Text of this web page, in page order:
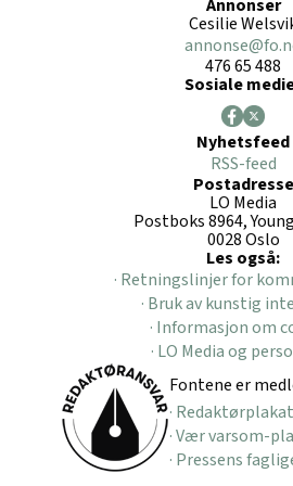
Annonser
Cesilie
476 65 488
Sosiale
Nyhetsfeed
RSS-feed
Postadresse
LO Media
Postboks 8964,
0028 Oslo
Les også:
· Retningslinjer for
· Bruk av kunstig
· Informasjon om
· LO Media og
Fontene er
·
· Vær varsom-
· Pressens